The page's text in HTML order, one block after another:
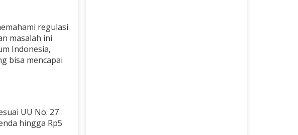
regulasi
masalah ini
Indonesia,
bisa mencapai
UU No. 27
hingga Rp5